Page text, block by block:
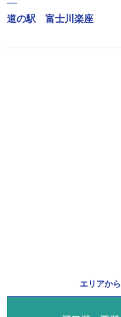
道の駅 富士川楽座
エリアから